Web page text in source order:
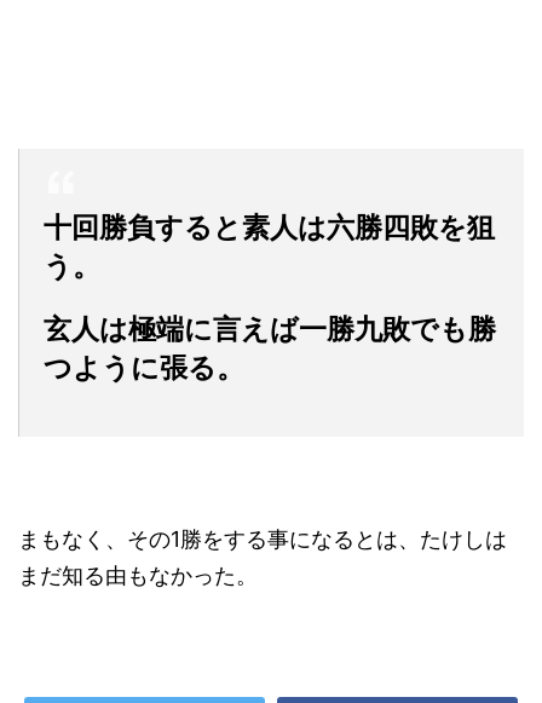
十回勝負すると素人は六勝四敗を狙
う。
玄人は極端に言えば一勝九敗でも勝
つように張る。
まもなく、その1勝をする事になるとは、たけしは
まだ知る由もなかった。